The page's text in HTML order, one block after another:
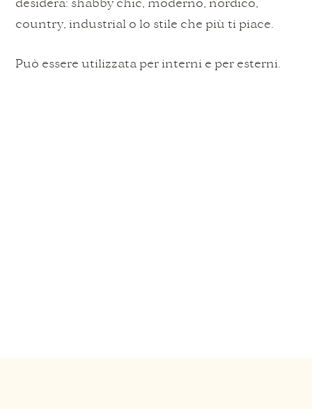
desidera: shabby chic, moderno, nordico,
country, industrial o lo stile che più ti piace.
Può essere utilizzata per interni e per esterni.